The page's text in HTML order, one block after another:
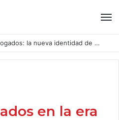
Albertz Parra Segovia Abogados: la nueva identidad de Segovia Consulting
en la era